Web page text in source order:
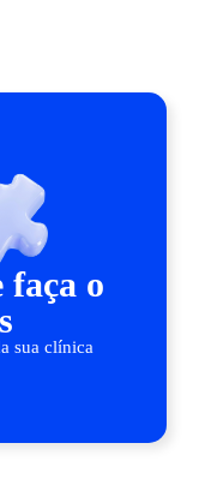
faça o
sua clínica